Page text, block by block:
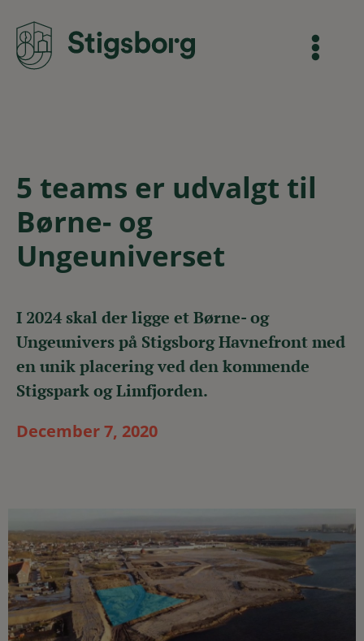
​5 teams er udvalgt til
Børne- og
Ungeuniverset
I 2024 skal der ligge et Børne- og
Ungeunivers på Stigsborg Havnefront med
en unik placering ved den kommende
Stigspark og Limfjorden.
December 7, 2020